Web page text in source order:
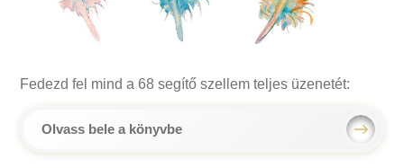
Fedezd fel mind a 68 segítő szellem teljes üzenetét:
Olvass bele a könyvbe